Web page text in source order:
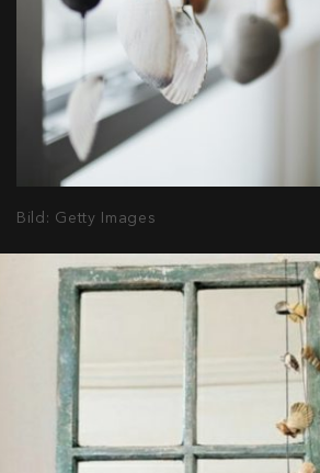
Bild: Getty Images